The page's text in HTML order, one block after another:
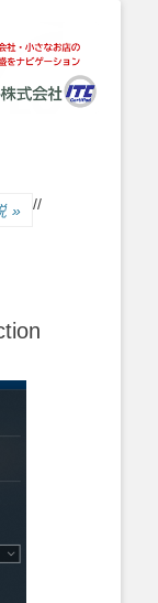
ジネスサポ
株式会社
ション
/
» /